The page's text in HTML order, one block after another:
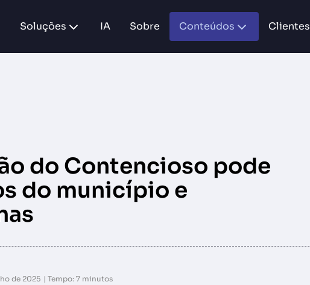
Soluções IA Sobre Conteúdos Clientes
do Contencioso pode
do município e
de 2025 Tempo: 7 minutos